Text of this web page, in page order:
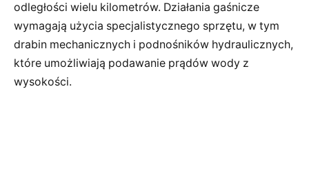
odległości wielu kilometrów. Działania gaśnicze
wymagają użycia specjalistycznego sprzętu, w tym
drabin mechanicznych i podnośników hydraulicznych,
które umożliwiają podawanie prądów wody z
wysokości.